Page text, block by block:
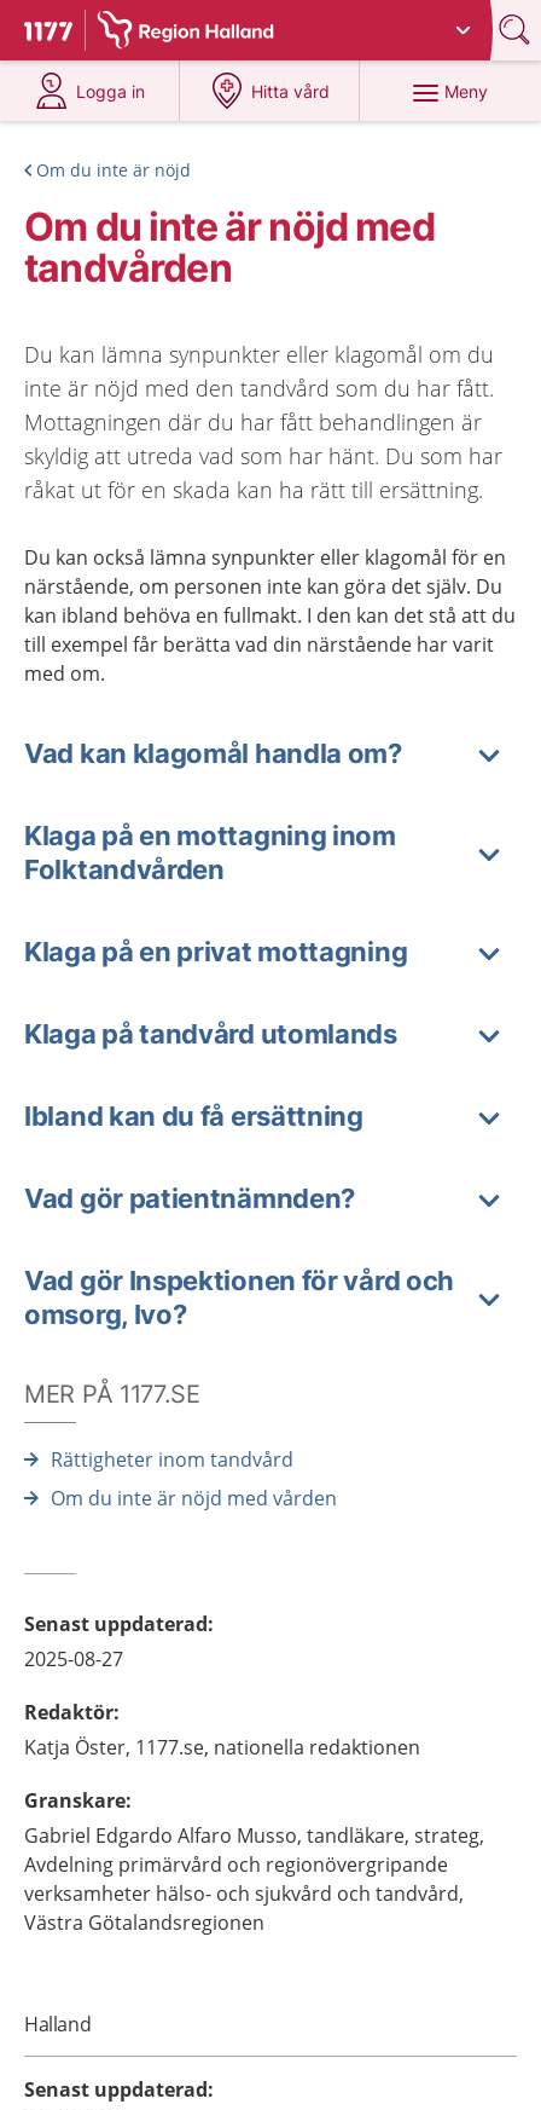
Till startsidan för 1177
Du har valt region Halland
Logga in
på 1177.se
Hitta vård
på 1177.se
Meny
Om du inte är nöjd
Om du inte är nöjd med
tandvården
Du kan lämna synpunkter eller klagomål om du
inte är nöjd med den tandvård som du har fått.
Mottagningen där du har fått behandlingen är
skyldig att utreda vad som har hänt. Du som har
råkat ut för en skada kan ha rätt till ersättning.
Du kan också lämna synpunkter eller klagomål för en
närstående, om personen inte kan göra det själv. Du
kan ibland behöva en fullmakt. I den kan det stå att du
till exempel får berätta vad din närstående har varit
med om.
Vad kan klagomål handla om?
Klaga på en mottagning inom
Folktandvården
Klaga på en privat mottagning
Klaga på tandvård utomlands
Ibland kan du få ersättning
Vad gör patientnämnden?
Vad gör Inspektionen för vård och
omsorg, Ivo?
MER PÅ 1177.SE
Rättigheter inom tandvård
Om du inte är nöjd med vården
Senast uppdaterad:
2025-08-27
Redaktör:
Katja Öster, 1177.se, nationella redaktionen
Granskare:
Gabriel Edgardo Alfaro Musso, tandläkare, strateg,
Avdelning primärvård och regionövergripande
verksamheter hälso- och sjukvård och tandvård,
Västra Götalandsregionen
Halland
Senast uppdaterad: